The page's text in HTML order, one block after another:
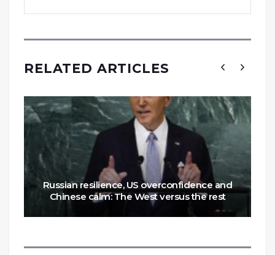
RELATED ARTICLES
Russian resilience, US overconfidence and
Chinese calm: The West versus the rest